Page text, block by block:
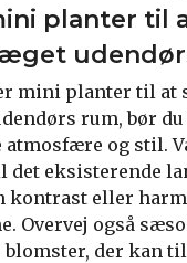
planter til
mini planter til at
rum, bør
atmosfære og stil.
det eksisterende
kontrast eller
Overvej også
der kan